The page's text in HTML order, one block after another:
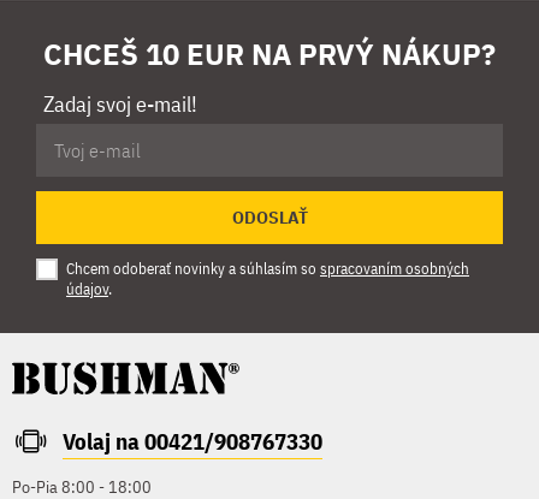
CHCEŠ 10 EUR NA PRVÝ NÁKUP?
Zadaj svoj e-mail!
ODOSLAŤ
Chcem odoberať novinky a súhlasím so spracovaním osobných
údajov.
Volaj na 00421/908767330
Po-Pia 8:00 - 18:00